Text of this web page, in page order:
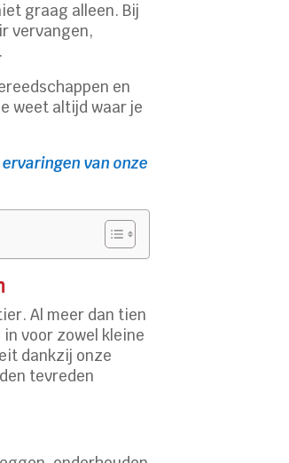
graag alleen. Bij
vervangen,
en
weet altijd waar je
van onze
Al meer dan tien
voor zowel kleine
dankzij onze
tevreden